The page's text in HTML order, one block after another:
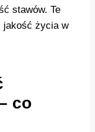
stawów. Te
jakość życia w
co